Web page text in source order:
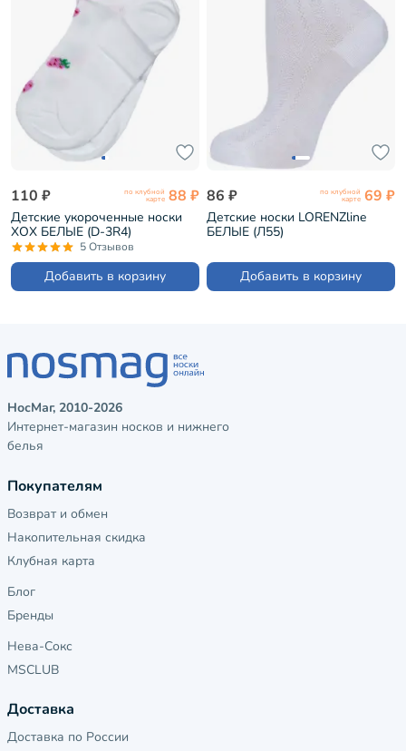
110 ₽ по клубной
карте 88 ₽
Детские укороченные носки
ХОХ БЕЛЫЕ (D-3R4)
5 Отзывов
Добавить в корзину
86 ₽ по клубной
карте 69 ₽
Детские носки LORENZline
БЕЛЫЕ (Л55)
Добавить в корзину
НосМаг, 2010-2026
Интернет-магазин носков и нижнего
белья
Покупателям
Возврат и обмен
Накопительная скидка
Клубная карта
Блог
Бренды
Нева-Сокс
MSCLUB
Доставка
Доставка по России